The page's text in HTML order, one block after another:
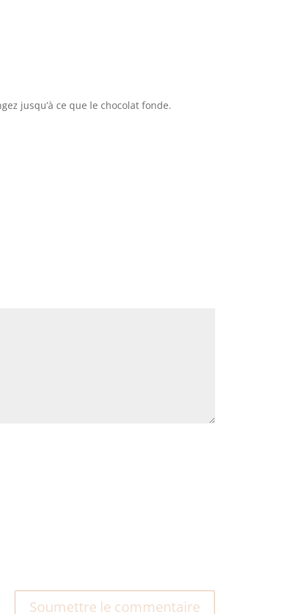
jusqu’à ce que le chocolat fonde.
Soumettre le commentaire